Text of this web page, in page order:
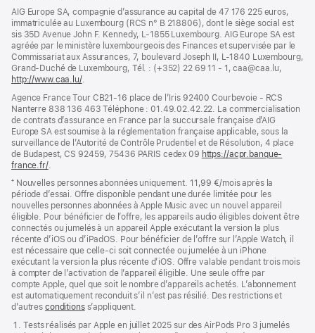
une
nouvelle
fenêtre)
AIG Europe SA, compagnie d’assurance au capital de 47 176 225 euros,
immatriculée au Luxembourg (RCS n° B 218806), dont le siège social est
sis 35D Avenue John F. Kennedy, L-1855 Luxembourg. AIG Europe SA est
agréée par le ministère luxembourgeois des Finances et supervisée par le
Commissariat aux Assurances, 7, boulevard Joseph II, L-1840 Luxembourg,
Grand-Duché de Luxembourg, Tél. : (+352) 22 69 11 - 1, caa@caa.lu,
http://www.caa.lu/(s’ouvre
une
nouvelle
fenêtre)
.
Agence France Tour CB21-16 place de l’Iris 92400 Courbevoie - RCS
Nanterre 838 136 463 Téléphone : 01.49.02.42.22. La commercialisation
de contrats d’assurance en France par la succursale française d’AIG
Europe SA est soumise à la réglementation française applicable, sous la
surveillance de l’Autorité de Contrôle Prudentiel et de Résolution, 4 place
de Budapest, CS 92459, 75436 PARIS cedex 09 https://acpr.banque-
france.fr/(s’ouvre
une
nouvelle
fenêtre)
.
⁺ Nouvelles personnes abonnées uniquement. 11,99 €/mois après la
période d’essai. Offre disponible pendant une durée limitée pour les
nouvelles personnes abonnées à Apple Music avec un nouvel appareil
éligible. Pour bénéficier de l’offre, les appareils audio éligibles doivent être
connectés ou jumelés à un appareil Apple exécutant la version la plus
récente d’iOS ou d’iPadOS. Pour bénéficier de l’offre sur l’Apple Watch, il
est nécessaire que celle-ci soit connectée ou jumelée à un iPhone
exécutant la version la plus récente d’iOS. Offre valable pendant trois mois
à compter de l’activation de l’appareil éligible. Une seule offre par
compte Apple, quel que soit le nombre d’appareils achetés. L’abonnement
est automatiquement reconduit s’il n’est pas résilié. Des restrictions et
d’autres conditionss’appliquent.
Tests réalisés par Apple en juillet 2025 sur des AirPods Pro 3 jumelés